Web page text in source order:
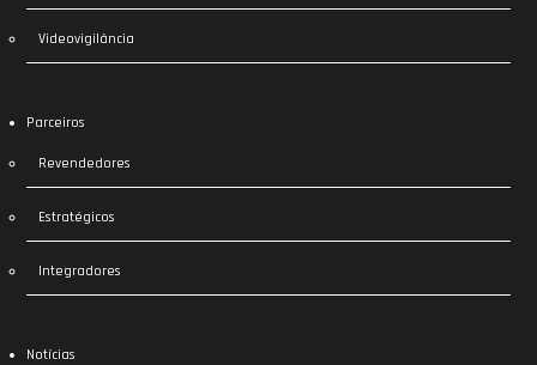
Videovigilância
Parceiros
Revendedores
Estratégicos
Integradores
Notícias